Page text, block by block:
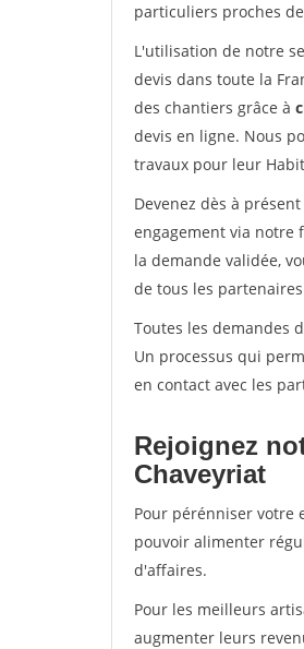
particuliers proches
L'utilisation de notre
devis dans toute la
des chantiers grâce à
devis en ligne. Nous
travaux pour leur
Devenez dès à
engagement via notre
la demande validée,
de tous les
Toutes les demandes
Un processus qui
en contact avec les
Rejoignez
Chaveyriat
Pour pérénniser votre
pouvoir alimenter
d'affaires.
Pour les meilleurs
augmenter leurs